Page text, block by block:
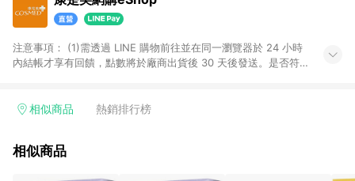
注意事項：​ (1)需透過 LINE 購物前往並在同一瀏覽器於 24 小時
內結帳才享有回饋，點數將於廠商出貨後 30 天後發送。​是否符
黃金鑽飾/精品相關/3C數位(含周邊)/家電視聽/運動戶外/母嬰用
饋%」，將於訂單成立後由「LINE購物通知」之官方帳號訊息通
相似商品 熱銷排行榜
相似商品